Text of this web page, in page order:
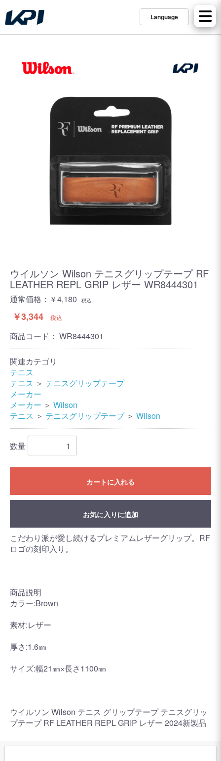
Language
ウイルソン Wilson テニスグリップテープ RF
LEATHER REPL GRIP レザー WR8444301
通常価格：￥4,180 税込
￥3,344 税込
商品コード： WR8444301
関連カテゴリ
テニス
テニス ＞ テニスグリップテープ
メーカー
メーカー ＞ Wilson
テニス ＞ テニスグリップテープ ＞ Wilson
数量
カートに入れる
お気に入りに追加
こだわり派が愛し続けるプレミアムレザーグリップ。RF
ロゴの刻印入り。
商品説明
カラー:Brown
素材:レザー
厚さ:1.6㎜
サイズ:幅21㎜×長さ1100㎜
ウイルソン Wilson テニス グリップテープ テニスグリッ
プテープ RF LEATHER REPL GRIP レザー 2024新製品